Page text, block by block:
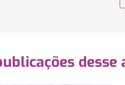
desse